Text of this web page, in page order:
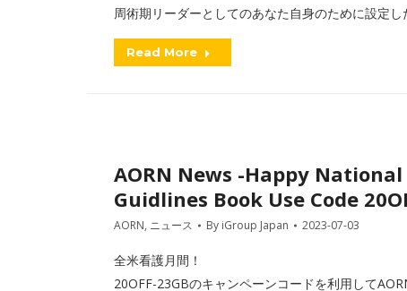
周術期リーダーとしてのあなた自身のために設定
Read More
AORN News -Happy
Guidlines Book Use Code
AORN, ニュース By iGroup Japan 2023-07-03
全米看護月間！
20OFF-23GBのキャンペーンコードを利用して